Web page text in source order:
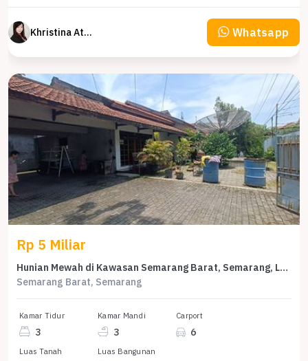
Khristina Atmodjo Whatsapp
Rp 5 Miliar
Hunian Mewah di Kawasan Semarang Barat, Semarang, LB 341m², Harga 5 Miliar
Semarang Barat, Semarang
Kamar Tidur
3
Kamar Mandi
3
Carport
6
Luas Tanah Luas Bangunan